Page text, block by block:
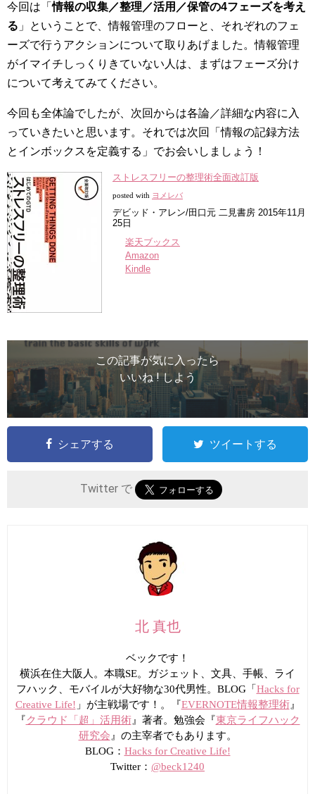
今回は「情報の収集／整理／活用／保管の4フェーズを考え
る 」ということで、情報管理のフローと、それぞれのフェ
ーズで行うアクションについて取りあげました。情報管理
がイマイチしっくりきていない人は、まずはフェーズ分け
について考えてみてください。
今回も全体論でしたが、次回からは各論／詳細な内容に入
っていきたいと思います。それでは次回「情報の記録方法
とインボックスを定義する 」でお会いしましょう！
ストレスフリーの整理術全面改訂版
posted with ヨメレバ
デビッド・アレン/田口元 二見書房 2015年11月
25日
楽天ブックス
Amazon
Kindle
この記事が気に入ったら
いいね ! しよう
シェアする ツイートする
Twitter で
北 真也
ベックです！
横浜在住大阪人。本職SE。ガジェット、文具、手帳、ライ
フハック、モバイルが大好物な30代男性。BLOG「 Hacks for
Creative Life! 」が主戦場です！。『EVERNOTE情報整理術』
『クラウド「超」活用術』著者。勉強会『東京ライフハック
研究会 』の主宰者でもあります。
BLOG： Hacks for Creative Life!
Twitter： @beck1240